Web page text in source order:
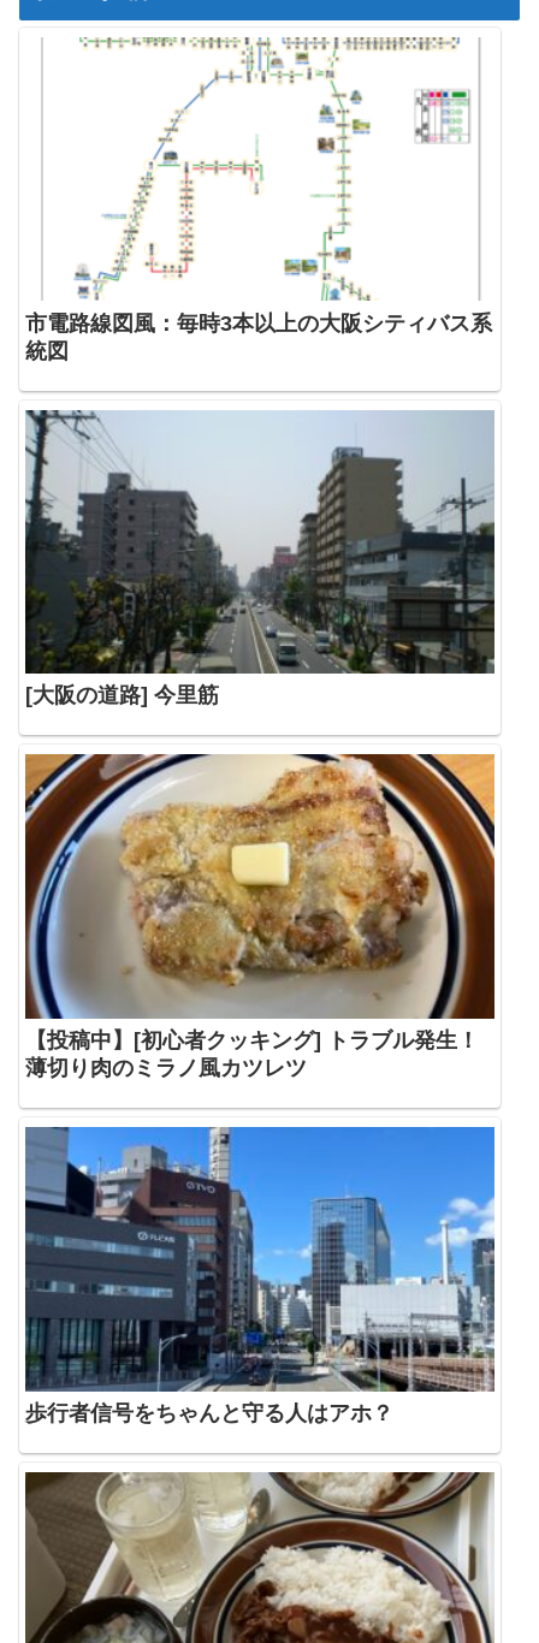
市電路線図風：毎時3本以上の大阪シティバス系
統図
[大阪の道路] 今里筋
【投稿中】[初心者クッキング] トラブル発生！
薄切り肉のミラノ風カツレツ
歩行者信号をちゃんと守る人はアホ？